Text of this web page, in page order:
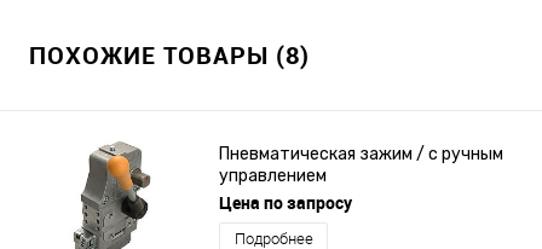
ПОХОЖИЕ ТОВАРЫ (8)
Пневматическая зажим / с ручным
управлением
Цена по запросу
Подробнее